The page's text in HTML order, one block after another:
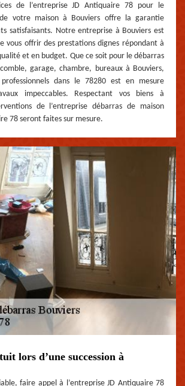
de l’entreprise JD Antiquaire 78 pour le
votre maison à Bouviers offre la garantie
satisfaisants. Notre entreprise à Bouviers est
vous offrir des prestations dignes répondant à
et en budget. Que ce soit pour le débarras
garage, chambre, bureaux à Bouviers,
dans le 78280 est en mesure
impeccables. Respectant vos biens à
de l’entreprise débarras de maison
78 seront faites sur mesure.
lors d’une succession à
faire appel à l’entreprise JD Antiquaire 78